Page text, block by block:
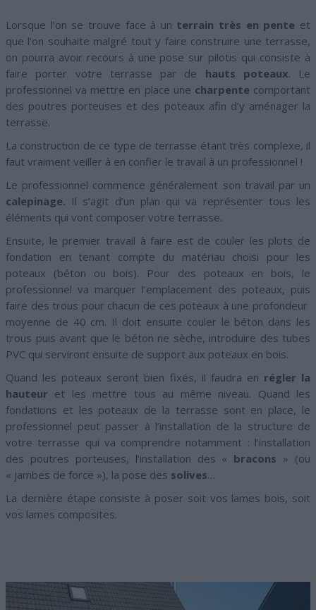
Lorsque l’on se trouve face à un terrain très en pente et
que l’on souhaite malgré tout y faire construire une terrasse,
on pourra avoir recours à une pose sur pilotis qui consiste à
faire porter votre terrasse par de hauts poteaux. Le
professionnel va mettre en place une charpente comportant
des poutres porteuses et des poteaux afin d’y aménager la
terrasse.
La construction de ce type de terrasse étant très complexe, il
faut vraiment veiller à en confier le travail à un professionnel !
Le professionnel commence généralement son travail par un
calepinage. Il s’agit d’un plan qui va représenter tous les
éléments qui vont composer votre terrasse.
Ensuite, le premier travail à faire est de couler les plots de
fondation en tenant compte du matériau choisi pour les
poteaux (béton ou bois). Pour des poteaux en bois, le
professionnel va marquer l’emplacement des poteaux, puis
faire des trous pour chacun de ces poteaux à une profondeur
moyenne de 40 cm. Il doit ensuite couler le béton dans les
trous puis avant que le béton ne sèche, introduire des tubes
PVC qui serviront ensuite de support aux poteaux en bois.
Quand les poteaux seront bien fixés, il faudra en régler la
hauteur et les mettre tous au même niveau. Quand les
fondations et les poteaux de la terrasse sont en place, le
professionnel peut passer à l’installation de la structure de
votre terrasse qui va comprendre notamment : l’installation
des poutres porteuses, l’installation des « bracons » (ou
« jambes de force »), la pose des solives…
La dernière étape consiste à poser soit vos lames bois, soit
vos lames composites.